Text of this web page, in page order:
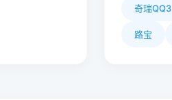
奇瑞QQ3
路宝